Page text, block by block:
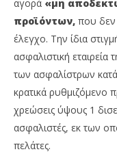
αγορά «μη
προϊόντων, που δεν
έλεγχο. Την ίδια
ασφαλιστική εταιρεία
των ασφαλίστρων
κρατικά ρυθμιζόμενο
χρεώσεις ύψους 1
ασφαλιστές, εκ των
πελάτες.